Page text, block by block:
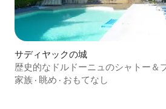
サディヤックの城
歴史的なドルドーニュのシャトー＆
ク近く
家族 · 眺め · おもてなし